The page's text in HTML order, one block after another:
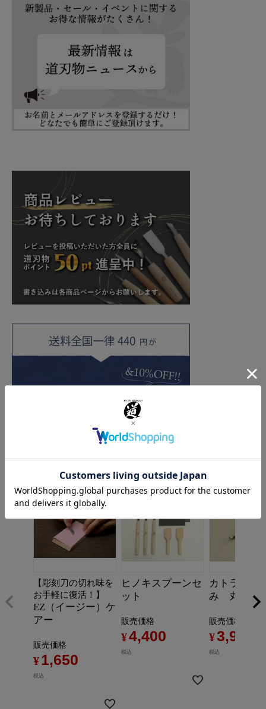
よく一緒に購入されている商品
【彫刻刀の切れ味を
お手軽に復活！】
EZ（イージー）ケ
アー
販売価格
¥1,650
税込
ヒノキスプーンセ
ット
販売価格
¥4,400
税込
カトラリー
み 丸スク
販売価格
¥3,960
税込